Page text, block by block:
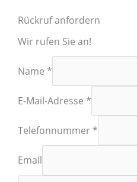
Rückruf anfordern
Wir rufen Sie an!
Name *
E-Mail-Adresse *
Telefonnummer *
Email